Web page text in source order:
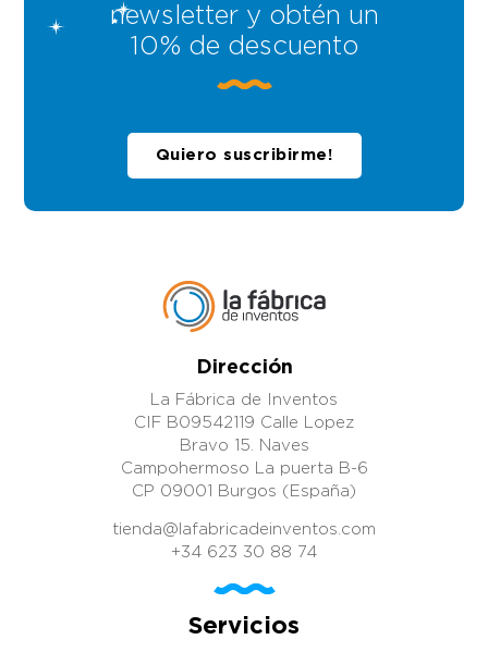
newsletter y obtén un
10% de descuento
Quiero suscribirme!
Dirección
La Fábrica de Inventos
CIF B09542119 Calle Lopez
Bravo 15. Naves
Campohermoso La puerta B-6
CP 09001 Burgos (España)
tienda@lafabricadeinventos.com
+34 623 30 88 74
Servicios